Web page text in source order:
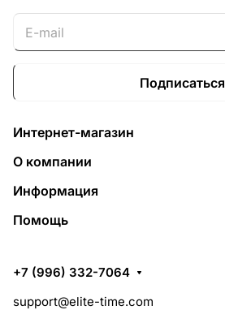
Подписаться
Интернет-магазин
О компании
Информация
Помощь
+7 (996) 332-7064
support@elite-time.com